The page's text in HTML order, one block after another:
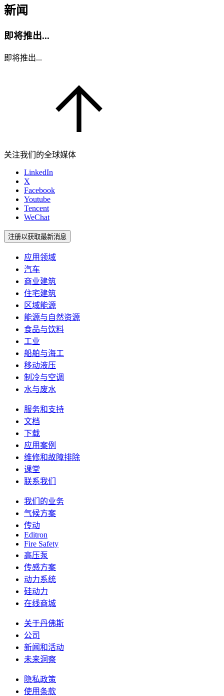
新闻
即将推出...
即将推出...
关注我们的全球媒体
LinkedIn
X
Facebook
Youtube
Tencent
WeChat
注册以获取最新消息
应用领域
汽车
商业建筑
住宅建筑
区域能源
能源与自然资源
食品与饮料
工业
船舶与海工
移动液压
制冷与空调
水与废水
服务和支持
文档
下载
应用案例
维修和故障排除
课堂
联系我们
我们的业务
气候方案
传动
Editron
Fire Safety
高压泵
传感方案
动力系统
硅动力
在线商城
关于丹佛斯
公司
新闻和活动
未来洞察
隐私政策
使用条款